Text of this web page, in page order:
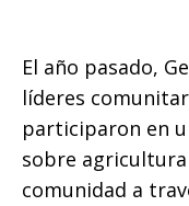
El año pasado,
líderes
participaron en
sobre
comunidad a